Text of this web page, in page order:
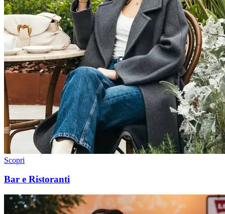
Scopri
Bar e Ristoranti